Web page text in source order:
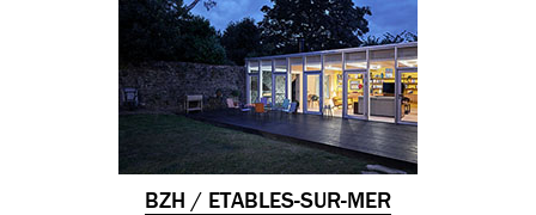
BZH / ETABLES-SUR-MER